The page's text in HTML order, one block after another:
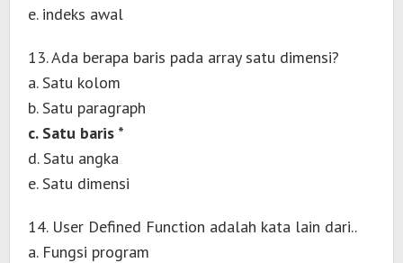
e. indeks awal
13. Ada berapa baris pada array satu dimensi?
a. Satu kolom
b. Satu paragraph
c. Satu baris *
d. Satu angka
e. Satu dimensi
14. User Defined Function adalah kata lain dari..
a. Fungsi program